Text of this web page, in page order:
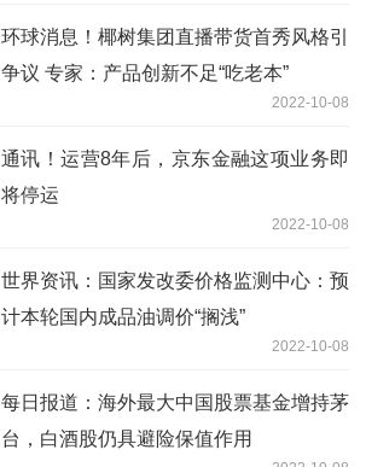
环球消息！椰树集团直播带货首秀风格引
争议 专家：产品创新不足“吃老本”
2022-10-08
通讯！运营8年后，京东金融这项业务即
将停运
2022-10-08
世界资讯：国家发改委价格监测中心：预
计本轮国内成品油调价“搁浅”
2022-10-08
每日报道：海外最大中国股票基金增持茅
台，白酒股仍具避险保值作用